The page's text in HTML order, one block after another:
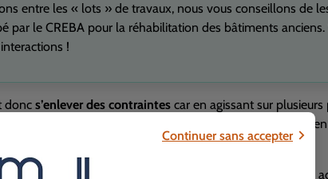
entre les « lots » de travaux, nous vous conseillons de
par le CREBA pour la réhabilitation des bâtiments
!
donc s’enlever des contraintescar en agissant sur
réaliser des économies et surtout qui permettent la mise
globale vous permet par ailleurs de diminuer les étapes
Continuer sans accepter